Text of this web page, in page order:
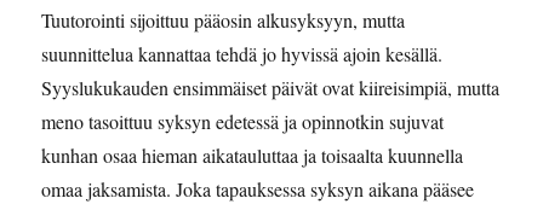
Tuutorointi sijoittuu pääosin alkusyksyyn, mutta
suunnittelua kannattaa tehdä jo hyvissä ajoin kesällä.
Syyslukukauden ensimmäiset päivät ovat kiireisimpiä, mutta
meno tasoittuu syksyn edetessä ja opinnotkin sujuvat
kunhan osaa hieman aikatauluttaa ja toisaalta kuunnella
omaa jaksamista. Joka tapauksessa syksyn aikana pääsee